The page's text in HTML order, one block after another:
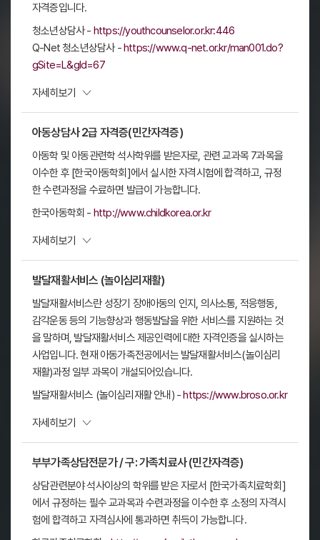
자격증입니다.
청소년상담사 - https://youthcounselor.or.kr:446
Q-Net 청소년상담사 -https://www.q-net.or.kr/man001.do?
gSite=L&gId=67
자세히보기 펼치기
아동상담사 2급 자격증(민간자격증)
아동학 및 아동관련학 석사학위를 받은자로, 관련 교과목 7과목을
이수한 후 [한국아동학회]에서 실시한 자격시험에 합격하고, 규정
한 수련과정을 수료하면 발급이 가능합니다.
한국아동학회 - http://www.childkorea.or.kr
자세히보기 펼치기
발달재활서비스 (놀이심리재활)
발달재활서비스란 성장기 장애아동의 인지, 의사소통, 적응행동,
감각운동 등의 기능향상과 행동발달을 위한 서비스를 지원하는 것
을 말하며, 발달재활서비스 제공인력에 대한 자격인증을 실시하는
사업입니다. 현재 아동가족전공에서는 발달재활서비스(놀이심리
재활)과정 일부 과목이 개설되어있습니다.
발달재활서비스 (놀이심리재활 안내) -https://www.broso.or.kr
자세히보기 펼치기
부부가족상담전문가 / 구: 가족치료사 (민간자격증)
상담관련분야 석사이상의 학위를 받은 자로서 [한국가족치료학회]
에서 규정하는 필수 교과목과 수련과정을 이수한 후 소정의 자격시
험에 합격하고 자격심사에 통과하면 취득이 가능합니다.